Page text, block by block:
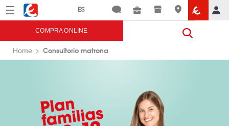
Menú Eroski
COMPRA ONLINE
Home Consultorio matrona